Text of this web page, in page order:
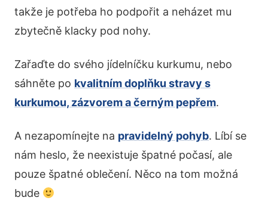
takže je potřeba ho podpořit a neházet mu
zbytečně klacky pod nohy.
Zařaďte do svého jídelníčku kurkumu, nebo
sáhněte po kvalitním doplňku stravy s
kurkumou, zázvorem a černým pepřem.
A nezapomínejte na pravidelný pohyb. Líbí se
nám heslo, že neexistuje špatné počasí, ale
pouze špatné oblečení. Něco na tom možná
bude